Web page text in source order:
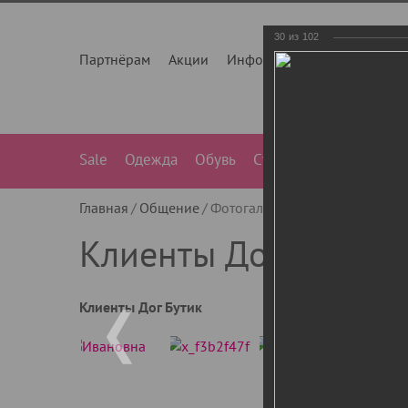
Партнёрам Акции Инфо О нас
Sale Одежда Обувь Сумки
Главная Общение Фотогалерея
Клиенты Дог Бутик
Клиенты Дог Бутик
30 из 102